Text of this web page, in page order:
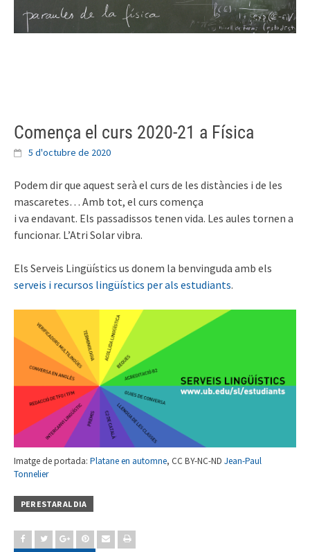
Comença el curs 2020-21 a Física
5 d'octubre de 2020
Podem dir que aquest serà el curs de les distàncies i de les
mascaretes… Amb tot, el curs comença
i va endavant. Els passadissos tenen vida. Les aules tornen a
funcionar. L’Atri Solar vibra.
Els Serveis Lingüístics us donem la benvinguda amb els
serveis i recursos lingüístics per als estudiants.
Imatge de portada: Platane en automne, CC BY-NC-ND Jean-Paul
Tonnelier
PER ESTAR AL DIA